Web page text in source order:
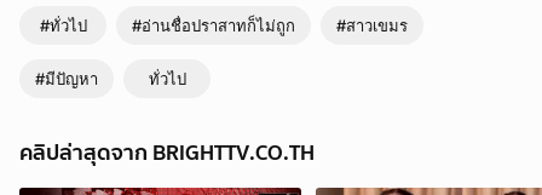
#ทั่วไป #อ่านชื่อปราสาทก็ไม่ถูก #สาวเขมร
#มีปัญหา ทั่วไป
คลิปล่าสุดจาก BRIGHTTV.CO.TH